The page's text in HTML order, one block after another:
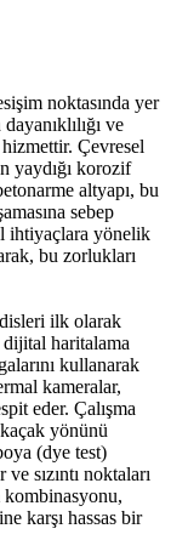
noktasında yer
ve
Çevresel
yaydığı korozif
altyapı, bu
sebep
ihtiyaçlara yönelik
bu zorlukları
ilk olarak
dijital haritalama
kullanarak
kameralar,
eder. Çalışma
kaçak yönünü
(dye test)
sızıntı noktaları
kombinasyonu,
karşı hassas bir